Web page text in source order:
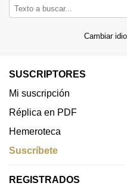
Cambiar
SUSCRIPTORES
Mi suscripción
Réplica en PDF
Hemeroteca
Suscríbete
REGISTRADOS